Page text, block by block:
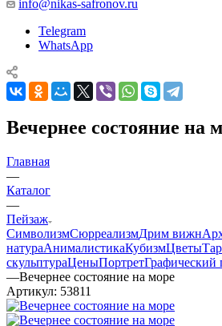
info@nikas-safronov.ru
Telegram
WhatsApp
Вечернее состояние на
Главная
—
Каталог
—
Пейзаж
СимволизмСюрреализмДрим вижн
натураАнималистикаКубизмЦветы
скульптураЦеныПортретГрафический
—Вечернее состояние на море
Артикул: 53811